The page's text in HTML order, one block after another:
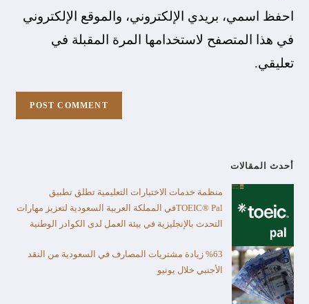
احفظ اسمي، بريدي الإلكتروني، والموقع الإلكتروني
في هذا المتصفح لاستخدامها المرة المقبلة في
تعليقي.
أحدث المقالات
منظمة خدمات الاختبارات التعليمية تطلق تطبيق
TOEIC® Palفي المملكة العربية السعودية لتعزيز مهارات
التحدث بالإنجليزية في بيئة العمل لدى الكوادر الوطنية
%63 زيادة مشتريات المصارف في السعودية من النقد
الأجنبي خلال يونيو